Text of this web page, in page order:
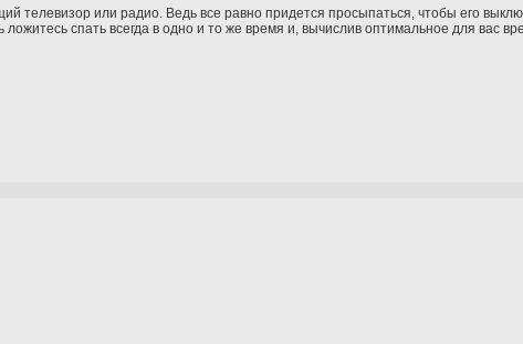
телевизор или радио. Ведь все равно придется просыпаться, чтобы его
ложитесь спать всегда в одно и то же время и, вычислив оптимальное для вас